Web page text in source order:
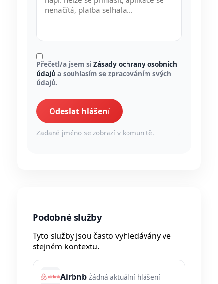
Přečetl/a jsem si Zásady ochrany osobních
údajů a souhlasím se zpracováním svých
údajů.
Odeslat hlášení
Zadané jméno se zobrazí v komunitě.
Podobné služby
Tyto služby jsou často vyhledávány ve
stejném kontextu.
Airbnb Žádná aktuální hlášení